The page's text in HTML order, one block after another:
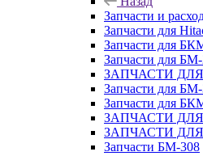
Запчасти и
Запчасти для
Запчасти для
Запчасти для
ЗАПЧАСТИ ДЛЯ
Запчасти для
Запчасти для
ЗАПЧАСТИ ДЛЯ
ЗАПЧАСТИ ДЛЯ
Запчасти БМ-308